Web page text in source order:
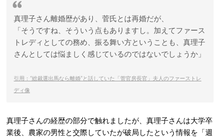
真理子さん離婚歴があり、菅氏とは再婚だが、
「そうですね、そういう点もありますし。加えてファース
トレディとしての務め、振る舞い方ということも、真理子
さんとしては悩ましく感じているのではないでしょうか」
引用：“総裁選出馬なら離婚”と話していた「菅官房長官」夫人のファーストレ
ディ像
真理子さんの経歴の部分で触れましたが、真理子さんは大学卒
業後、農家の男性と交際していたが破局したという情報を「週